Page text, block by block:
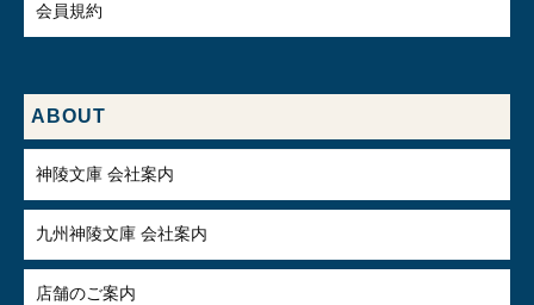
会員規約
ABOUT
神陵文庫 会社案内
九州神陵文庫 会社案内
店舗のご案内